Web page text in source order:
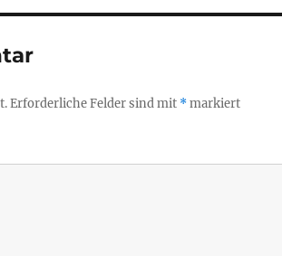
Erforderliche Felder sind mit *markiert